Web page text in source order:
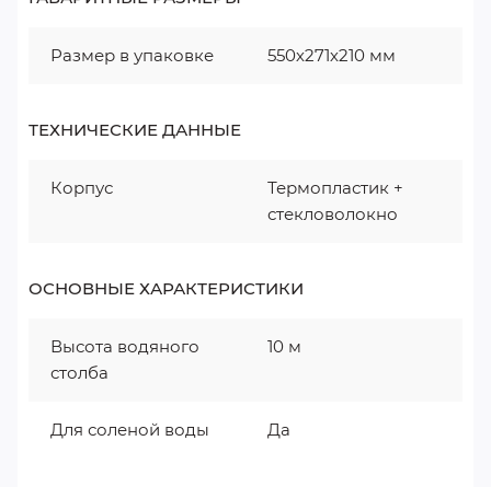
Размер в упаковке 550х271х210 мм
ТЕХНИЧЕСКИЕ ДАННЫЕ
Корпус
Термопластик +
стекловолокно
ОСНОВНЫЕ ХАРАКТЕРИСТИКИ
Высота водяного
столба
10 м
Для соленой воды Да